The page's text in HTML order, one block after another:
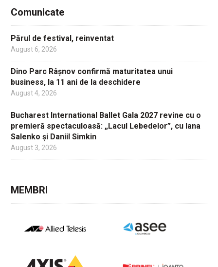
Comunicate
Părul de festival, reinventat
August 6, 2026
Dino Parc Râșnov confirmă maturitatea unui
business, la 11 ani de la deschidere
August 4, 2026
Bucharest International Ballet Gala 2027 revine cu o
premieră spectaculoasă: „Lacul Lebedelor”, cu Iana
Salenko și Daniil Simkin
August 3, 2026
MEMBRI